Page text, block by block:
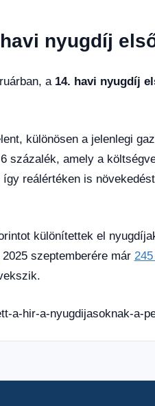
nyugdíj
a14. havi nyugdíj
különösen a jelenlegi
százalék, amely a
reálértéken is
különítettek el
szeptemberére már
a-hir-a-nyugdijasoknak-a-